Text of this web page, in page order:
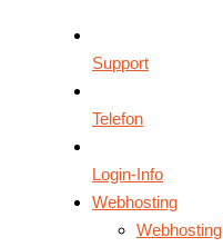
Support
Telefon
Login-Info
Webhosting
Webhosting